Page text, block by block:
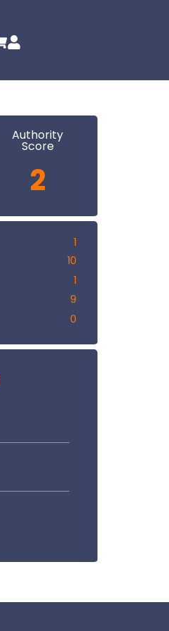
Authority
Score
2
1
10
1
9
0